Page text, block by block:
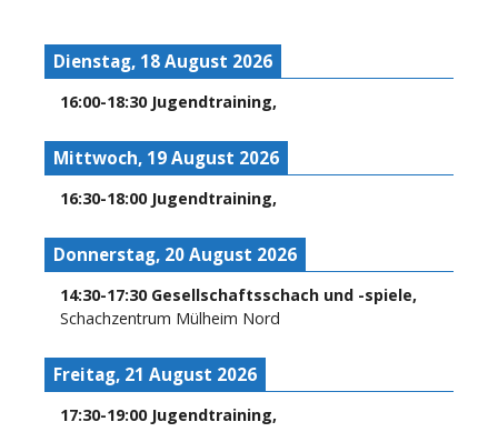
Dienstag, 18 August 2026
16:00-18:30 Jugendtraining,
Mittwoch, 19 August 2026
16:30-18:00 Jugendtraining,
Donnerstag, 20 August 2026
14:30-17:30 Gesellschaftsschach und -spiele,
Schachzentrum Mülheim Nord
Freitag, 21 August 2026
17:30-19:00 Jugendtraining,